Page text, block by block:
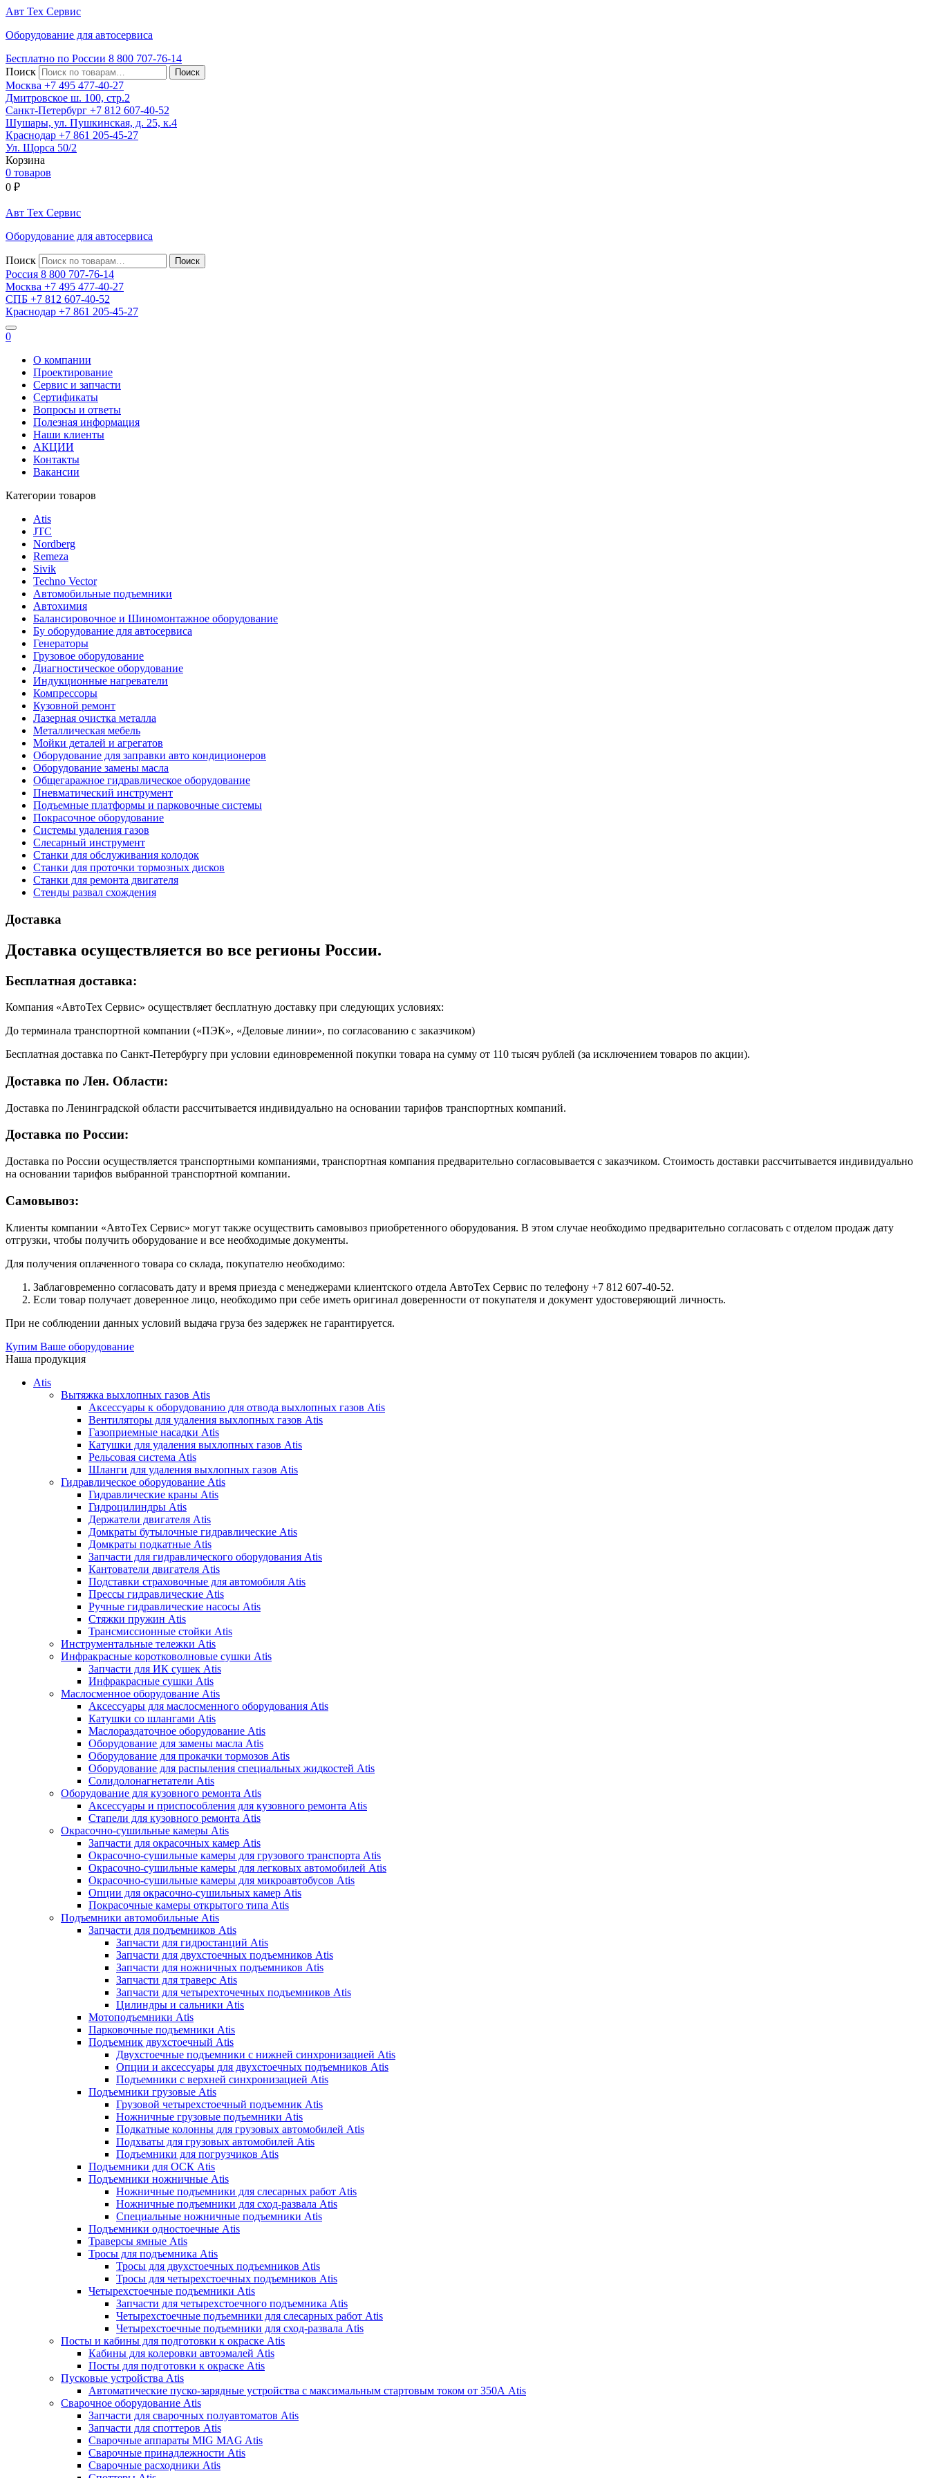
Авт Тех Сервис
Оборудование для автосервиса
Бесплатно по России 8 800 707-76-14
Поиск
Москва +7 495 477-40-27
Дмитровское ш. 100, стр.2
Санкт-Петербург +7 812 607-40-52
Шушары, ул. Пушкинская, д. 25, к.4
Краснодар +7 861 205-45-27
Ул. Щорса 50/2
Корзина
0 товаров
0 ₽
Авт Тех Сервис
Оборудование для автосервиса
Поиск
Россия 8 800 707-76-14
Москва +7 495 477-40-27
СПБ +7 812 607-40-52
Краснодар +7 861 205-45-27
0
О компании
Проектирование
Сервис и запчасти
Сертификаты
Вопросы и ответы
Полезная информация
Наши клиенты
АКЦИИ
Контакты
Вакансии
Категории товаров
Atis
JTC
Nordberg
Remeza
Sivik
Techno Vector
Автомобильные подъемники
Автохимия
Балансировочное и Шиномонтажное оборудование
Бу оборудование для автосервиса
Генераторы
Грузовое оборудование
Диагностическое оборудование
Индукционные нагреватели
Компрессоры
Кузовной ремонт
Лазерная очистка металла
Металлическая мебель
Мойки деталей и агрегатов
Оборудование для заправки авто кондиционеров
Оборудование замены масла
Общегаражное гидравлическое оборудование
Пневматический инструмент
Подъемные платформы и парковочные системы
Покрасочное оборудование
Системы удаления газов
Слесарный инструмент
Станки для обслуживания колодок
Станки для проточки тормозных дисков
Станки для ремонта двигателя
Стенды развал схождения
Доставка
Доставка осуществляется во все регионы России.
Бесплатная доставка:
Компания «АвтоТех Сервис» осуществляет бесплатную доставку при следующих условиях:
До терминала транспортной компании («ПЭК», «Деловые линии», по согласованию с заказчиком)
Бесплатная доставка по Санкт-Петербургу при условии единовременной покупки товара на сумму от 110 тысяч рублей (за исключением товаров по акции).
Доставка по Лен. Области:
Доставка по Ленинградской области рассчитывается индивидуально на основании тарифов транспортных компаний.
Доставка по России:
Доставка по России осуществляется транспортными компаниями, транспортная компания предварительно согласовывается с заказчиком. Стоимость доставки рассчитывается индивидуально
на основании тарифов выбранной транспортной компании.
Самовывоз:
Клиенты компании «АвтоТех Сервис» могут также осуществить самовывоз приобретенного оборудования. В этом случае необходимо предварительно согласовать с отделом продаж дату
отгрузки, чтобы получить оборудование и все необходимые документы.
Для получения оплаченного товара со склада, покупателю необходимо:
Заблаговременно согласовать дату и время приезда с менеджерами клиентского отдела АвтоТех Сервис по телефону +7 812 607-40-52.
Если товар получает доверенное лицо, необходимо при себе иметь оригинал доверенности от покупателя и документ удостоверяющий личность.
При не соблюдении данных условий выдача груза без задержек не гарантируется.
Купим Ваше оборудование
Наша продукция
Atis
Вытяжка выхлопных газов Atis
Аксессуары к оборудованию для отвода выхлопных газов Atis
Вентиляторы для удаления выхлопных газов Atis
Газоприемные насадки Atis
Катушки для удаления выхлопных газов Atis
Рельсовая система Atis
Шланги для удаления выхлопных газов Atis
Гидравлическое оборудование Atis
Гидравлические краны Atis
Гидроцилиндры Atis
Держатели двигателя Atis
Домкраты бутылочные гидравлические Atis
Домкраты подкатные Atis
Запчасти для гидравлического оборудования Atis
Кантователи двигателя Atis
Подставки страховочные для автомобиля Atis
Прессы гидравлические Atis
Ручные гидравлические насосы Atis
Стяжки пружин Atis
Трансмиссионные стойки Atis
Инструментальные тележки Atis
Инфракрасные коротковолновые сушки Atis
Запчасти для ИК сушек Atis
Инфракрасные сушки Atis
Маслосменное оборудование Atis
Аксессуары для маслосменного оборудования Atis
Катушки со шлангами Atis
Маслораздаточное оборудование Atis
Оборудование для замены масла Atis
Оборудование для прокачки тормозов Atis
Оборудование для распыления специальных жидкостей Atis
Солидолонагнетатели Atis
Оборудование для кузовного ремонта Atis
Аксессуары и приспособления для кузовного ремонта Atis
Стапели для кузовного ремонта Atis
Окрасочно-сушильные камеры Atis
Запчасти для окрасочных камер Atis
Окрасочно-сушильные камеры для грузового транспорта Atis
Окрасочно-сушильные камеры для легковых автомобилей Atis
Окрасочно-сушильные камеры для микроавтобусов Atis
Опции для окрасочно-сушильных камер Atis
Покрасочные камеры открытого типа Atis
Подъемники автомобильные Atis
Запчасти для подъемников Atis
Запчасти для гидростанций Atis
Запчасти для двухстоечных подъемников Atis
Запчасти для ножничных подъемников Atis
Запчасти для траверс Atis
Запчасти для четырехточечных подъемников Atis
Цилиндры и сальники Atis
Мотоподъемники Atis
Парковочные подъемники Atis
Подъемник двухстоечный Atis
Двухстоечные подъемники с нижней синхронизацией Atis
Опции и аксессуары для двухстоечных подъемников Atis
Подъемники с верхней синхронизацией Atis
Подъемники грузовые Atis
Грузовой четырехстоечный подъемник Atis
Ножничные грузовые подъемники Atis
Подкатные колонны для грузовых автомобилей Atis
Подхваты для грузовых автомобилей Atis
Подъемники для погрузчиков Atis
Подъемники для ОСК Atis
Подъемники ножничные Atis
Ножничные подъемники для слесарных работ Atis
Ножничные подъемники для сход-развала Atis
Специальные ножничные подъемники Atis
Подъемники одностоечные Atis
Траверсы ямные Atis
Тросы для подъемника Atis
Тросы для двухстоечных подъемников Atis
Тросы для четырехстоечных подъемников Atis
Четырехстоечные подъемники Atis
Запчасти для четырехстоечного подъемника Atis
Четырехстоечные подъемники для слесарных работ Atis
Четырехстоечные подъемники для сход-развала Atis
Посты и кабины для подготовки к окраске Atis
Кабины для колеровки автоэмалей Atis
Посты для подготовки к окраске Atis
Пусковые устройства Atis
Автоматические пуско-зарядные устройства с максимальным стартовым током от 350А Atis
Сварочное оборудование Atis
Запчасти для сварочных полуавтоматов Atis
Запчасти для споттеров Atis
Сварочные аппараты MIG MAG Atis
Сварочные принадлежности Atis
Сварочные расходники Atis